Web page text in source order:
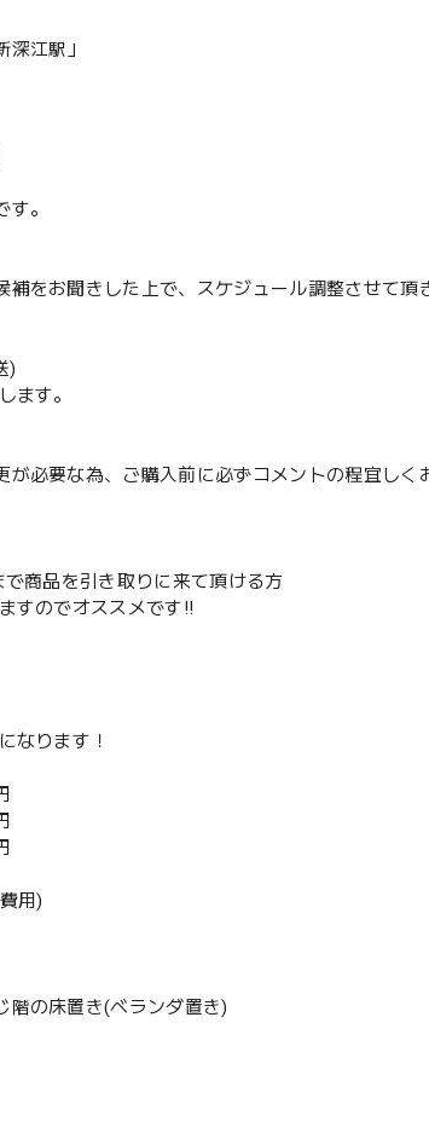
江駅」
。
をお聞きした上で、スケジュール調整させて頂
)
ます。
必要な為、ご購入前に必ずコメントの程宜しく
商品を引き取りに来て頂ける方
すのでオススメです‼️
なります！
用)
の床置き(ベランダ置き)